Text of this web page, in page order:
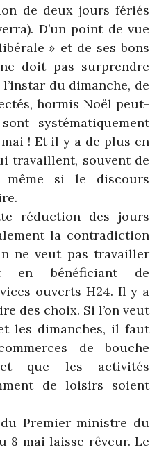
de deux jours fériés
D’un point de vue
» et de ses bons
doit pas surprendre
du dimanche, de
hormis Noël peut-
systématiquement
! Et il y a de plus en
travaillent, souvent de
même si le discours
réduction des jours
la contradiction
ne veut pas travailler
en bénéficiant de
ouverts H24. Il y a
des choix. Si l’on veut
les dimanches, il faut
de bouche
que les activités
de loisirs soient
Premier ministre du
8 mai laisse rêveur. Le